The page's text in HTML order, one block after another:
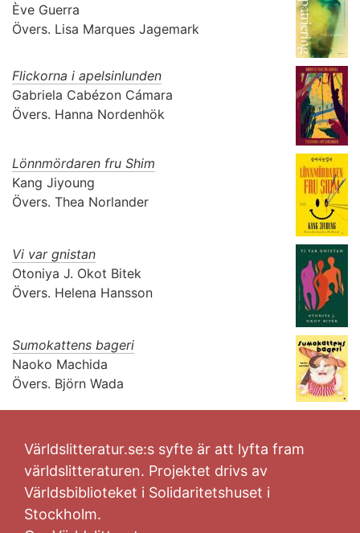
Ève Guerra
Övers. Lisa Marques Jagemark
Flickorna i apelsinlunden
Gabriela Cabézon Cámara
Övers. Hanna Nordenhök
Lönnmördaren fru Shim
Kang Jiyoung
Övers. Thea Norlander
Vi var gnistan
Otoniya J. Okot Bitek
Övers. Helena Hansson
Sumokattens bageri
Naoko Machida
Övers. Björn Wada
Världslitteratur.se:s syfte är att lyfta fram
världslitteraturen. Projektet drivs av
Världsbiblioteket i Solidaritetshuset i
Stockholm.